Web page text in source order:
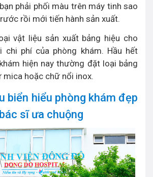
phải phối màu trên máy tinh sao
rồi mới tiến hành sản xuất.
vật liệu sản xuất bảng hiệu cho
chi phí của phòng khám. Hầu hết
hiện nay thường đặt loại bảng
mica hoặc chữ nổi inox.
biển hiểu phòng khám đẹp
sĩ ưa chuộng